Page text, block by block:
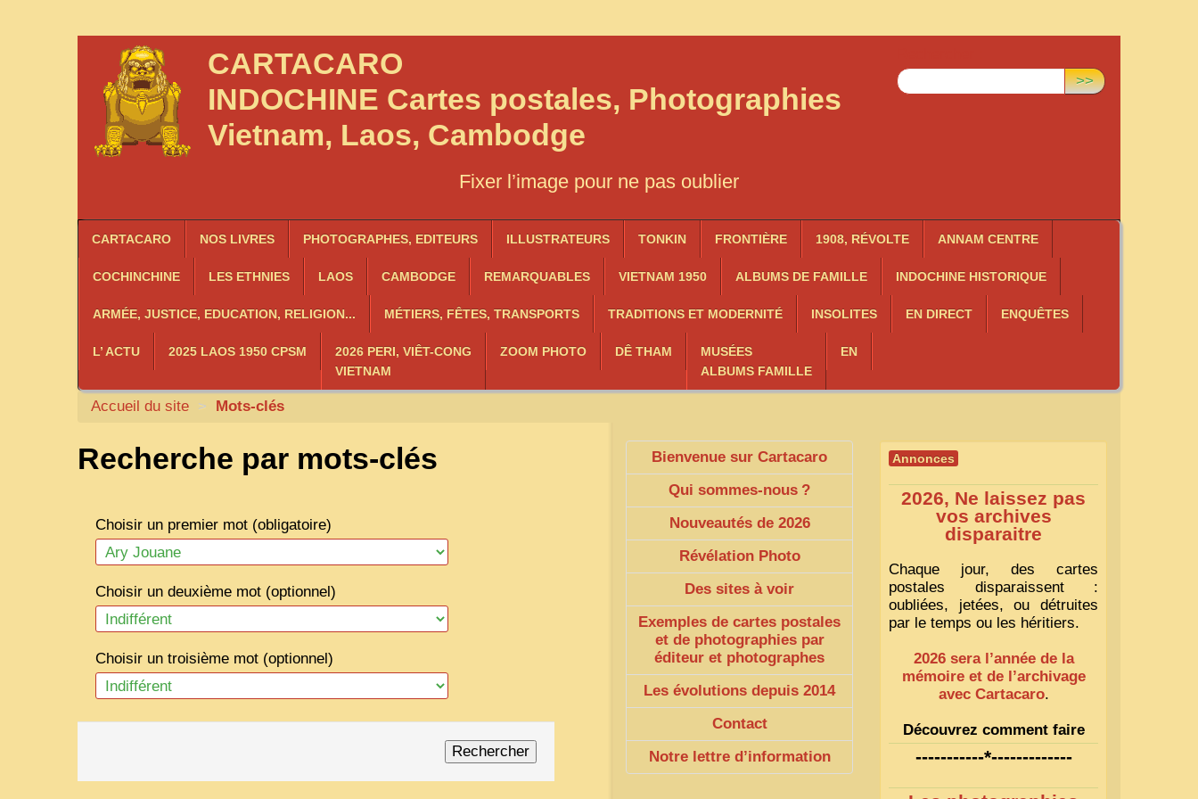
CARTACARO
INDOCHINE Cartes postales, Photographies
Vietnam, Laos, Cambodge
Fixer l’image pour ne pas oublier
>>
CARTACARO NOS LIVRES PHOTOGRAPHES, EDITEURS ILLUSTRATEURS TONKIN FRONTIÈRE 1908, RÉVOLTE ANNAM CENTRE
COCHINCHINE LES ETHNIES LAOS CAMBODGE REMARQUABLES VIETNAM 1950 ALBUMS DE FAMILLE INDOCHINE HISTORIQUE
ARMÉE, JUSTICE, EDUCATION, RELIGION... MÉTIERS, FÊTES, TRANSPORTS TRADITIONS ET MODERNITÉ INSOLITES EN DIRECT ENQUÊTES
L’ ACTU 2025 LAOS 1950 CPSM
2026 PERI, VIÊT-CONG
VIETNAM
ZOOM PHOTO DÊ THAM
MUSÉES
ALBUMS FAMILLE
EN
Accueil du site > Mots-clés
Recherche par mots-clés
Choisir un premier mot (obligatoire)
Choisir un deuxième mot (optionnel)
Choisir un troisième mot (optionnel)
Bienvenue sur Cartacaro
Qui sommes-nous ?
Nouveautés de 2026
Révélation Photo
Des sites à voir
Exemples de cartes postales
et de photographies par
éditeur et photographes
Les évolutions depuis 2014
Contact
Notre lettre d’information
Annonces
2026, Ne laissez pas
vos archives
disparaitre
Chaque jour, des cartes
postales disparaissent :
oubliées, jetées, ou détruites
par le temps ou les héritiers.
2026 sera l’année de la
mémoire et de l’archivage
avec Cartacaro.
Découvrez comment faire
1
-----------*-------------